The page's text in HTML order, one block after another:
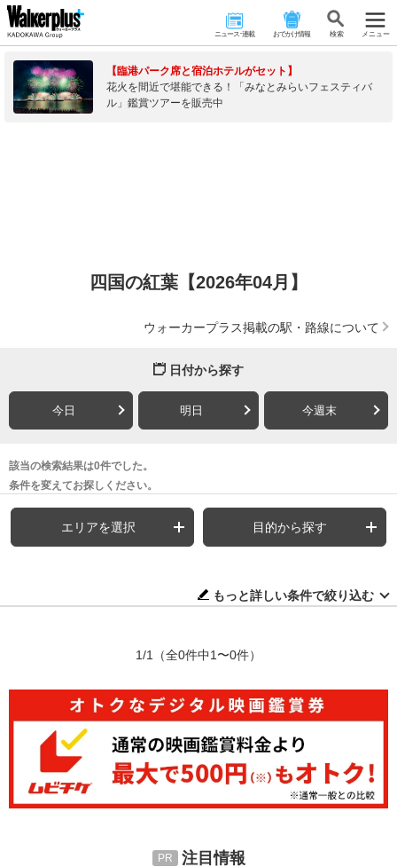
ニュース･連載 おでかけ情報 検 索 メニュー
【臨港パーク席と宿泊ホテルがセット】
花火を間近で堪能できる！「みなとみらいフェスティバ
ル」鑑賞ツアーを販売中
四国の紅葉【2026年04月】
ウォーカープラス掲載の駅・路線について
日付から探す
今日 明日 今週末
該当の検索結果は0件でした。
条件を変えてお探しください。
エリアを選択 目的から探す
もっと詳しい条件で絞り込む
1/1 （全0件中1〜0件）
注目情報